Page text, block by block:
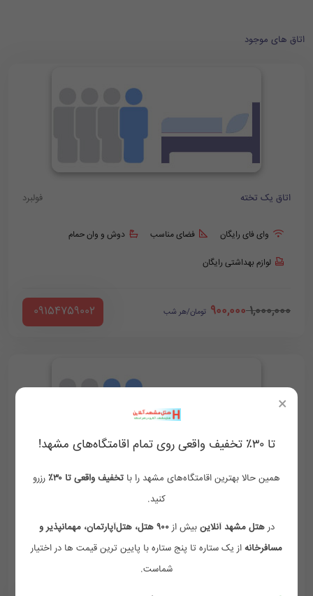
اتاق های موجود
اتاق یک تخته فولبرد
وای فای رایگان فضای مناسب دوش و وان حمام
لوازم بهداشتی رایگان
1,000,000
900,000 تومان/هر شب ‪ 09154759002
وای فای رایگان فضای مناسب دوش و وان حمام
لوازم بهداشتی رایگان
×
تا ۳۰٪ تخفیف واقعی روی تمام اقامتگاه‌های مشهد!
همین حالا بهترین اقامتگاه‌های مشهد را با تخفیف واقعی تا ۳۰٪
رزرو
کنید.
درهتل مشهد آنلاین بیش از
۹۰۰ هتل، هتل‌آپارتمان، مهمانپذیر و
مسافرخانه از یک ستاره تا پنج ستاره با پایین ترین قیمت ها در اختیار
شماست.